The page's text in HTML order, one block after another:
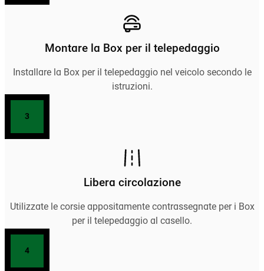
Montare la Box per il telepedaggio
Installare la Box per il telepedaggio nel veicolo secondo le
istruzioni.
3
Libera circolazione
Utilizzate le corsie appositamente contrassegnate per i Box
per il telepedaggio al casello.
4